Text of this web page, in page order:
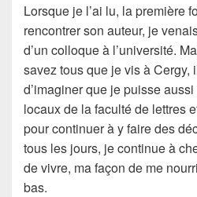
Lorsque je l’ai lu, la première
rencontrer son auteur, je
d’un colloque à l’université.
savez tous que je vis àCergy,
d’imaginer que je puisse
locaux de la faculté de lettres
pour continuer à y faire des
tous les jours, je continue à
de vivre, ma façon de me
bas.